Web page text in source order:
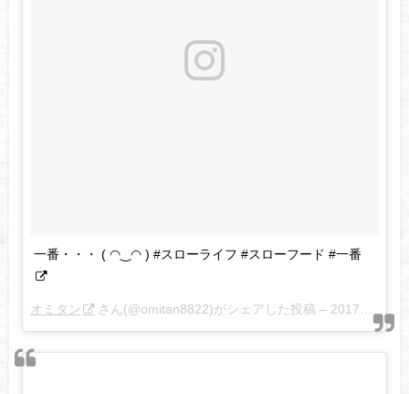
一番・・・ ( ◠‿◠ ) #スローライフ #スローフード #一番
オミタン さん(@omitan8822)がシェアした投稿 – 2017年 9月月6日午後9時59分PDT